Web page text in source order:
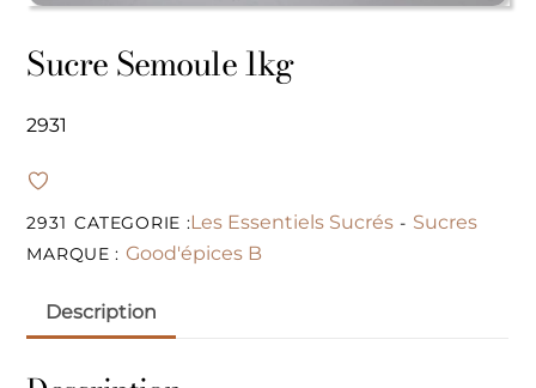
Sucre Semoule 1kg
2931
2931 CATEGORIE :Les Essentiels Sucrés - Sucres
MARQUE : Good'épices B
Description